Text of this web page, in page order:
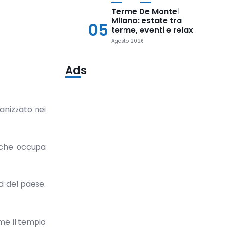
nei
occupa
del paese.
il tempio
05
Terme De Montel
Milano: estate tra
terme, eventi e relax
Agosto 2026
Ads